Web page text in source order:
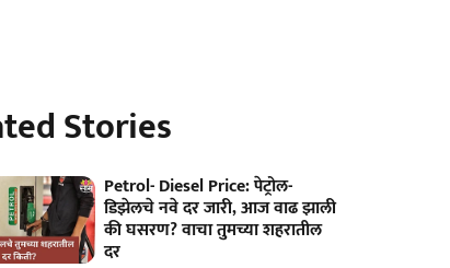
Stories
Petrol- Diesel Price: पेट्रोल-
डिझेलचे नवे दर जारी, आज वाढ झाली
की घसरण? वाचा तुमच्या शहरातील
दर